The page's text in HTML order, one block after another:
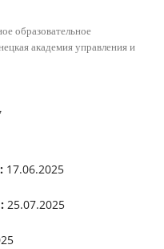
образовательное
академия управления и
17.06.2025
25.07.2025